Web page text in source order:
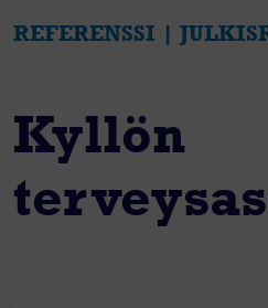
REFERENSSI |
Kyllön